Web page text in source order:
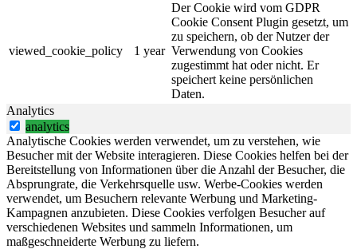
viewed_cookie_policy 1 year
Der Cookie wird vom GDPR
Cookie Consent Plugin gesetzt, um
zu speichern, ob der Nutzer der
Verwendung von Cookies
zugestimmt hat oder nicht. Er
speichert keine persönlichen
Daten.
Analytics
analytics
Analytische Cookies werden verwendet, um zu verstehen, wie
Besucher mit der Website interagieren. Diese Cookies helfen bei der
Bereitstellung von Informationen über die Anzahl der Besucher, die
Absprungrate, die Verkehrsquelle usw. Werbe-Cookies werden
verwendet, um Besuchern relevante Werbung und Marketing-
Kampagnen anzubieten. Diese Cookies verfolgen Besucher auf
verschiedenen Websites und sammeln Informationen, um
maßgeschneiderte Werbung zu liefern.